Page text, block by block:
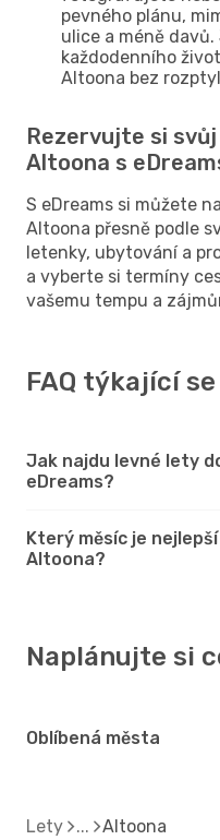
pevného plánu,
ulice a méně
každodenního
Altoona bez
Rezervujte si
Altoona s
S eDreams si můžete
Altoona přesně podle
letenky, ubytování a
a vyberte si termíny
vašemu tempu a
FAQ týkající
Jak najdu levné lety
eDreams?
Který měsíc je
Altoona?
Naplánujte si
Oblíbená města
Lety Altoona